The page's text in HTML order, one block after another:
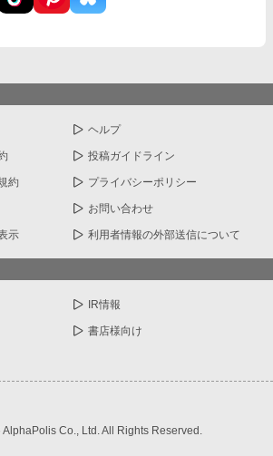
ヘルプ
投稿ガイドライン
約 プライバシーポリシー
お問い合わせ
示 利用者情報の外部送信について
IR情報
書店様向け
Co., Ltd. All Rights Reserved.